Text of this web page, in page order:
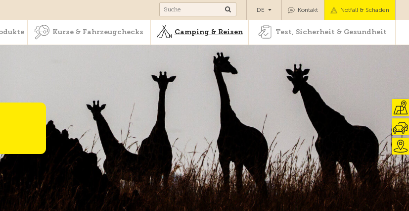
Kurse & Fahrzeugchecks Camping & Reisen Test, Sicherheit & Gesundheit
Kontakt Notfall & Schaden
DE
Kurse & Fahrzeugchecks Camping & Reisen Test, Sicherheit & Gesundheit